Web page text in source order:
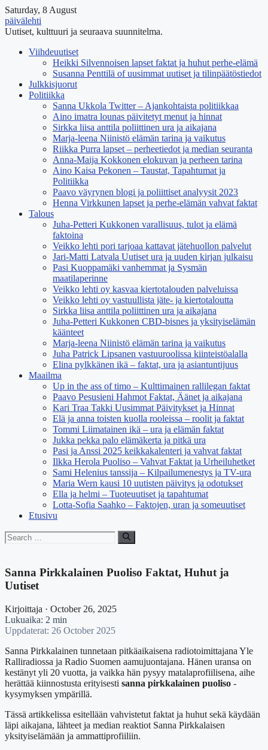
Saturday, 8 August
päivälehti
Uutiset, kulttuuri ja seuraava suunnitelma.
Viihdeuutiset
Heikki Silvennoisen lapset faktat ja huhut perhe-elämä
Susanna Penttilä of uusimmat uutiset ja tilinpäätöstiedot
Julkkisjuorut
Politiikka
Sanna Ukkola Twitter – Ajankohtaista politiikkaa
Aino imatra lounas päivitetyt menut ja hinnat
Sirkka liisa anttila poliittinen ura ja aikajana
Marja-leena Niinistö elämän tarina ja vaikutus
Riikka Purra lapset – perheetiedot ja median seuranta
Anna-Maija Kokkonen elokuvan ja perheen tarina
Aino Kaisa Pekonen – Taustat, Tapahtumat ja
Politiikka
Paavo väyrynen blogi ja poliittiset analyysit 2023
Henna Virkkunen lapset ja perhe-elämän vahvat faktat
Talous
Juha-Petteri Kukkonen varallisuus, tulot ja elämä
faktoina
Veikko lehti pori tarjoaa kattavat jätehuollon palvelut
Jari-Matti Latvala Uutiset ura ja uuden kirjan julkaisu
Pasi Kuoppamäki vanhemmat ja Sysmän
maatilaperinne
Veikko lehti oy kasvaa kiertotalouden palveluissa
Veikko lehti oy vastuullista jäte- ja kiertotaloutta
Sirkka liisa anttila poliittinen ura ja aikajana
Juha-Petteri Kukkonen CBD-bisnes ja yksityiselämän
käänteet
Marja-leena Niinistö elämän tarina ja vaikutus
Juha Patrick Lipsanen vastuuroolissa kiinteistöalalla
Elina pylkkänen ikä – faktat, ura ja asiantuntijuus
Maailma
Up in the ass of timo – Kulttimainen rallilegan faktat
Paavo Pesusieni Hahmot Faktat, Äänet ja aikajana
Kari Traa Takki Uusimmat Päivitykset ja Hinnat
Elä ja anna toisten kuolla rooleissa – roolit ja faktat
Tommi Liimatainen ikä – ura ja elämän faktat
Jukka pekka palo elämäkerta ja pitkä ura
Pasi ja Anssi 2025 keikkakalenteri ja vahvat faktat
Ilkka Herola Puoliso – Vahvat Faktat ja Urheiluhetket
Sami Helenius tanssija – Kilpailumenestys ja TV-ura
Maria Wern kausi 10 uutisten päivitys ja odotukset
Ella ja helmi – Tuoteuutiset ja tapahtumat
Lotta-Sofia Saahko – Faktojen, uran ja someuutiset
Etusivu
Search
for:
Sanna Pirkkalainen Puoliso Faktat, Huhut ja
Uutiset
Kirjoittaja · October 26, 2025
Lukuaika: 2 min
Uppdaterat: 26 October 2025
Sanna Pirkkalainen tunnetaan pitkäaikaisena radiotoimittajana Yle
Ralliradiossa ja Radio Suomen aamujuontajana. Hänen uransa on
kestänyt yli 20 vuotta, ja vaikka hän pysyy matalaprofiilisena, aihe
herättää kiinnostusta erityisesti sanna pirkkalainen puoliso -
kysymyksen ympärillä.
Tässä artikkelissa esitellään vahvistetut faktat ja huhut sekä käydään
läpi aikajana, lähteet ja median reaktiot Sanna Pirkkalaisen
yksityiselämään ja ammattiprofiiliin.